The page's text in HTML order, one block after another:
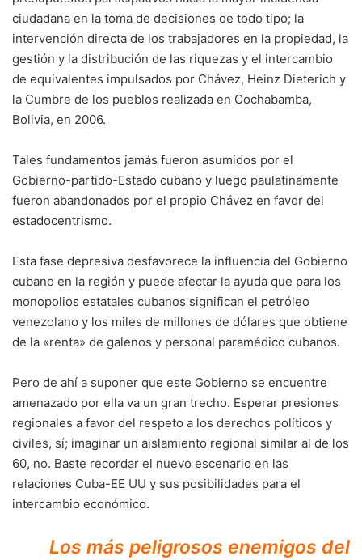
ciudadana en la toma de decisiones de todo tipo; la
intervención directa de los trabajadores en la propiedad, la
gestión y la distribución de las riquezas y el intercambio
de equivalentes impulsados por Chávez, Heinz Dieterich y
la Cumbre de los pueblos realizada en Cochabamba,
Bolivia, en 2006.
Tales fundamentos jamás fueron asumidos por el
Gobierno-partido-Estado cubano y luego paulatinamente
fueron abandonados por el propio Chávez en favor del
estadocentrismo.
Esta fase depresiva desfavorece la influencia del Gobierno
cubano en la región y puede afectar la ayuda que para los
monopolios estatales cubanos significan el petróleo
venezolano y los miles de millones de dólares que obtiene
de la «renta» de galenos y personal paramédico cubanos.
Pero de ahí a suponer que este Gobierno se encuentre
amenazado por ella va un gran trecho. Esperar presiones
regionales a favor del respeto a los derechos políticos y
civiles, sí; imaginar un aislamiento regional similar al de los
60, no. Baste recordar el nuevo escenario en las
relaciones Cuba-EE UU y sus posibilidades para el
intercambio económico.
Los más peligrosos enemigos del